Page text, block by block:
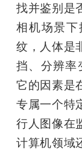
找并鉴别是
相机场景
纹，人体是
挡、分辨率
它的因素是
专属一个特
行人图像在
计算机领域